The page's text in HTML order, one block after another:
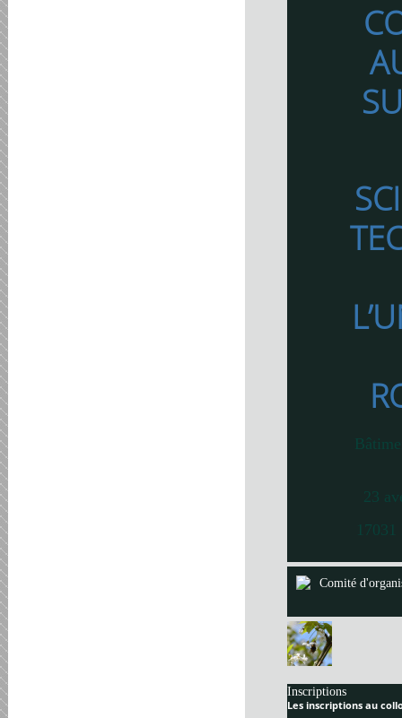
23
Comité
Inscriptions
Les inscriptions au